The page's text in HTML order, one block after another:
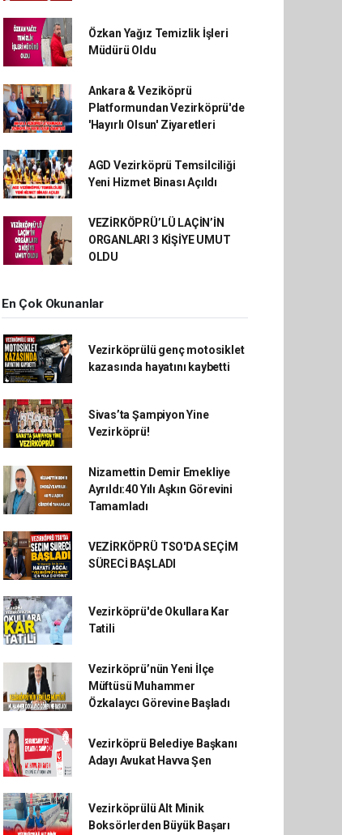
Özkan Yağız Temizlik İşleri
Müdürü Oldu
Ankara & Veziköprü
Platformundan Vezirköprü'de
'Hayırlı Olsun' Ziyaretleri
AGD Vezirköprü Temsilciliği
Yeni Hizmet Binası Açıldı
VEZİRKÖPRÜ’LÜ LAÇİN’İN
ORGANLARI 3 KİŞİYE UMUT
OLDU
En Çok Okunanlar
Vezirköprülü genç motosiklet
kazasında hayatını kaybetti
Sivas’ta Şampiyon Yine
Vezirköprü!
Nizamettin Demir Emekliye
Ayrıldı:40 Yılı Aşkın Görevini
Tamamladı
VEZİRKÖPRÜ TSO'DA SEÇİM
SÜRECİ BAŞLADI
Vezirköprü'de Okullara Kar
Tatili
Vezirköprü’nün Yeni İlçe
Müftüsü Muhammer
Özkalaycı Görevine Başladı
Vezirköprü Belediye Başkanı
Adayı Avukat Havva Şen
Vezirköprülü Alt Minik
Boksörlerden Büyük Başarı